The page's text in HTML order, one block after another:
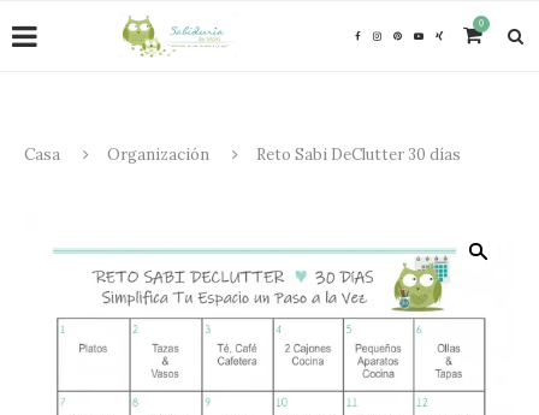
0
Casa Organización Reto Sabi DeClutter 30 días